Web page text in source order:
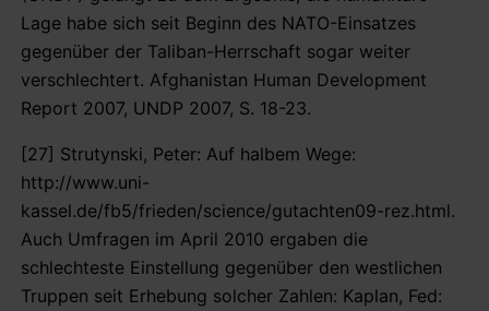
Lage habe sich seit Beginn des NATO-Einsatzes
gegenüber der Taliban-Herrschaft sogar weiter
verschlechtert. Afghanistan Human Development
Report 2007, UNDP 2007, S. 18-23.
[27] Strutynski, Peter: Auf halbem Wege:
http://www.uni-
kassel.de/fb5/frieden/science/gutachten09-rez.html.
Auch Umfragen im April 2010 ergaben die
schlechteste Einstellung gegenüber den westlichen
Truppen seit Erhebung solcher Zahlen: Kaplan, Fed: